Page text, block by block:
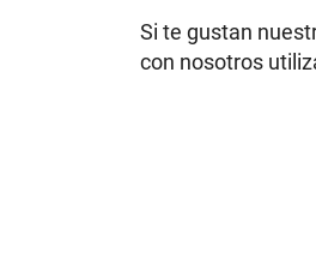
Si te gustan
con nosotros